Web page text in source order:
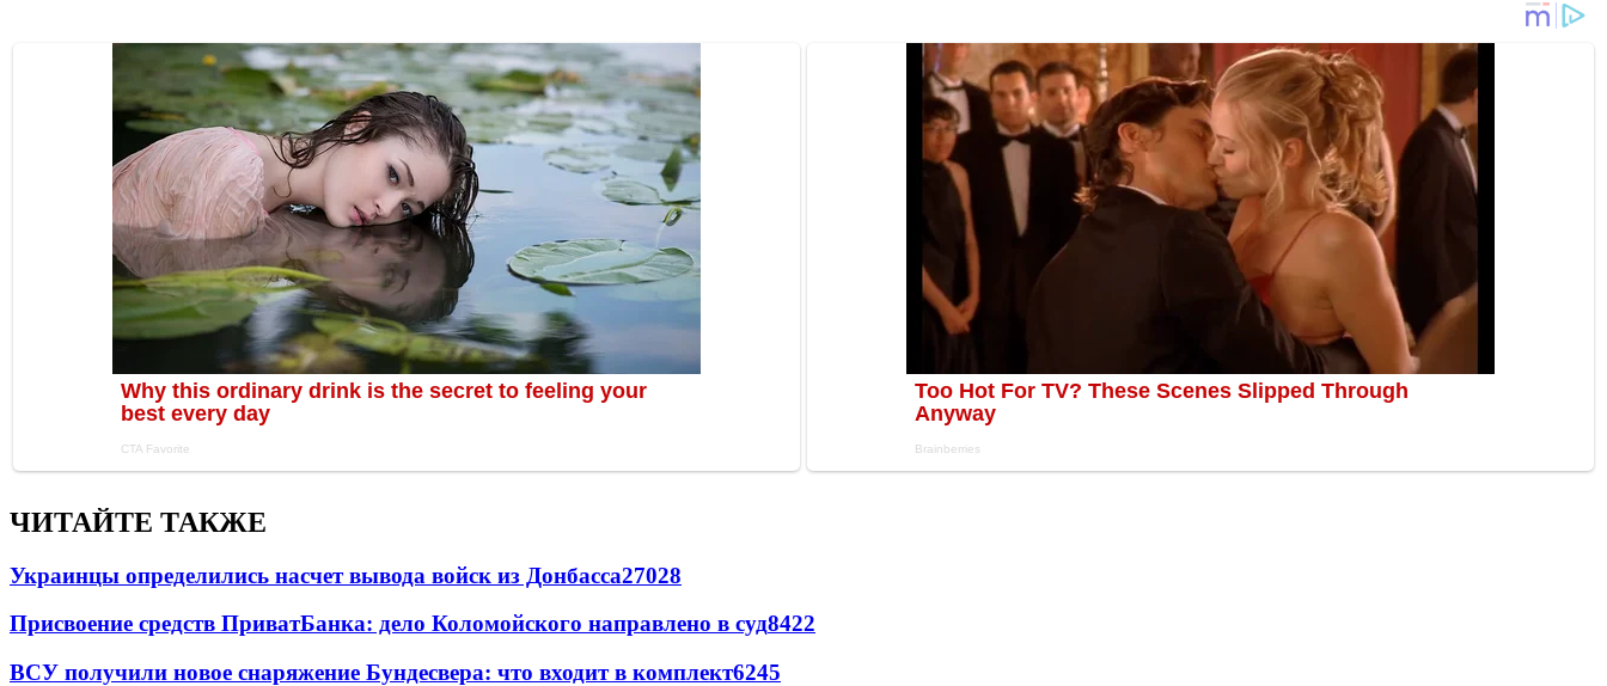
ЧИТАЙТЕ ТАКЖЕ
Украинцы определились насчет вывода войск из Донбасса27028
Присвоение средств ПриватБанка: дело Коломойского направлено в суд8422
ВСУ получили новое снаряжение Бундесвера: что входит в комплект6245